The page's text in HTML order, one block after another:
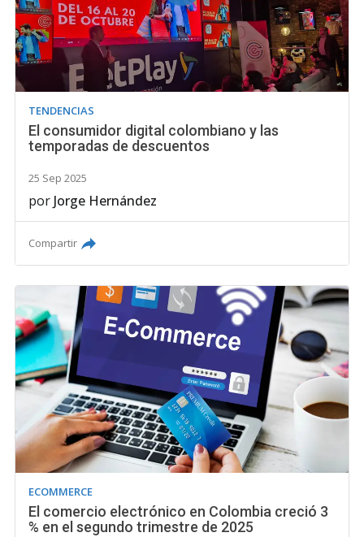
TENDENCIAS
El consumidor digital colombiano y las
temporadas de descuentos
25 Sep 2025
por Jorge Hernández
Compartir
ECOMMERCE
El comercio electrónico en Colombia creció 3
% en el segundo trimestre de 2025